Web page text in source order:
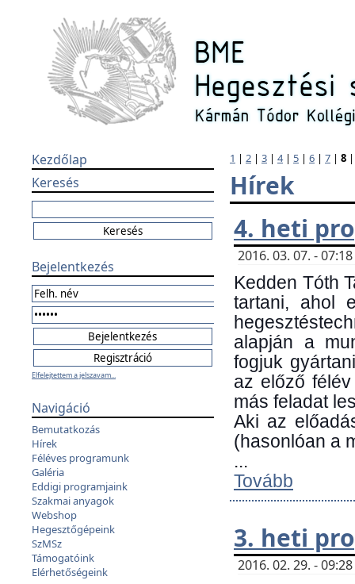
Kezdőlap
Keresés
Bejelentkezés
Elfelejtettem a jelszavam...
Navigáció
Bemutatkozás
Hírek
Féléves programunk
Galéria
Eddigi programjaink
Szakmai anyagok
Webshop
Hegesztőgépeink
SzMSz
Támogatóink
Elérhetőségeink
1 | 2 | 3 | 4| 5 | 6 | 7 | 8
Hírek
4. heti
2016. 03. 07. -
Kedden Tóth
tartani, ahol
alapján a
fogjuk
az előző
más feladat
Aki az
(hasonlóan a
...
Tovább
3. heti
2016. 02. 29. -